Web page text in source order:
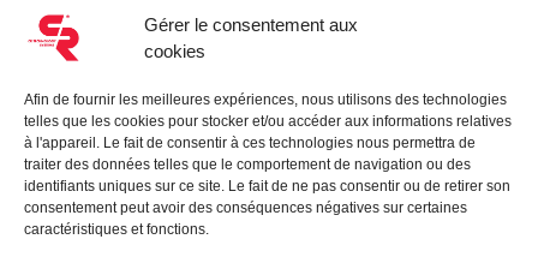
Gérer le consentement aux
cookies
Afin de fournir les meilleures expériences, nous utilisons des technologies
telles que les cookies pour stocker et/ou accéder aux informations relatives
à l'appareil. Le fait de consentir à ces technologies nous permettra de
traiter des données telles que le comportement de navigation ou des
identifiants uniques sur ce site. Le fait de ne pas consentir ou de retirer son
consentement peut avoir des conséquences négatives sur certaines
caractéristiques et fonctions.
mars 2025
février 2025
décembre 2024
novembre 2024
octobre 2024
septembre 2024
août 2024